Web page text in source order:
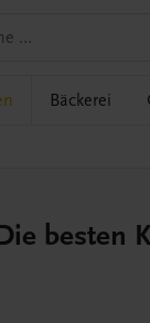
Bäckerei
besten